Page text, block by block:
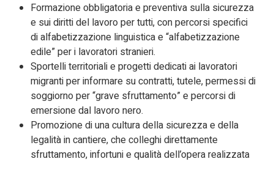
Formazione obbligatoria e preventiva sulla sicurezza
e sui diritti del lavoro per tutti, con percorsi specifici
di alfabetizzazione linguistica e “alfabetizzazione
edile” per i lavoratori stranieri.
Sportelli territoriali e progetti dedicati ai lavoratori
migranti per informare su contratti, tutele, permessi di
soggiorno per “grave sfruttamento” e percorsi di
emersione dal lavoro nero.
Promozione di una cultura della sicurezza e della
legalità in cantiere, che colleghi direttamente
sfruttamento, infortuni e qualità dell’opera realizzata